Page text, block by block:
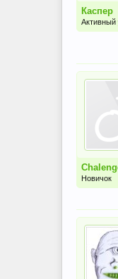
Каспер
Активный
Новичок